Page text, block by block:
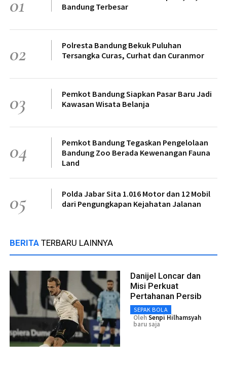
Bandung Terbesar
02
Polresta Bandung Bekuk Puluhan
Tersangka Curas, Curhat dan Curanmor
03
Pemkot Bandung Siapkan Pasar Baru Jadi
Kawasan Wisata Belanja
04
Pemkot Bandung Tegaskan Pengelolaan
Bandung Zoo Berada Kewenangan Fauna
Land
05
Polda Jabar Sita 1.016 Motor dan 12 Mobil
dari Pengungkapan Kejahatan Jalanan
BERITA TERBARU LAINNYA
Danijel Loncar dan
Misi Perkuat
Pertahanan Persib
SEPAK BOLA
OlehSenpi Hilhamsyah
baru saja